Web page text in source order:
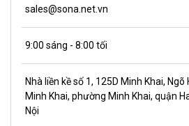
sales@sona.net.vn
9:00 sáng - 8:00 tối
Nhà liền kề số 1, 125D Minh Khai, Ngõ
Minh Khai, phường Minh Khai, quận
Nội